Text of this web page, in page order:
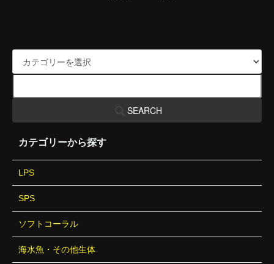
SEARCH
カテゴリーから探す
LPS
SPS
ソフトコーラル
海水魚・その他生体